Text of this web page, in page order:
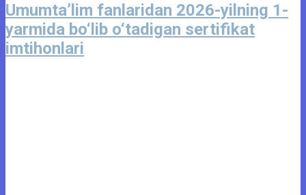
Umumta’lim fanlaridan 2026-yilning 1-
yarmida bo‘lib o‘tadigan sertifikat
imtihonlari